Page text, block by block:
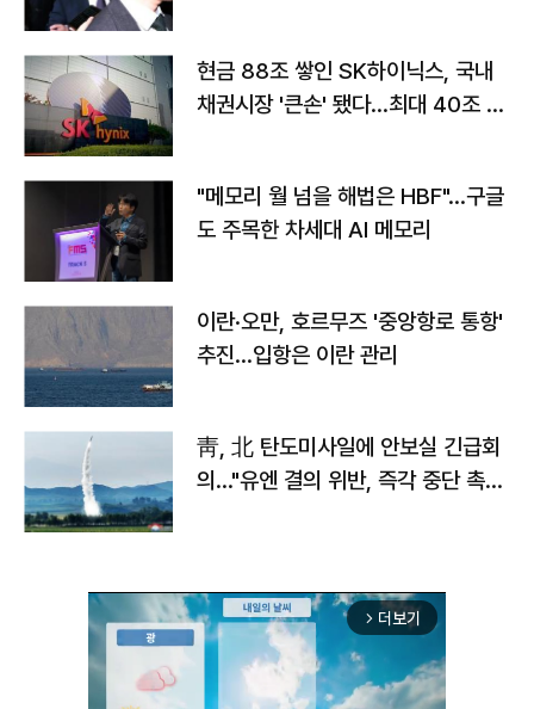
현금 88조 쌓인 SK하이닉스, 국내
채권시장 '큰손' 됐다…최대 40조 투
"메모리 월 넘을 해법은 HBF"…구글
도 주목한 차세대 AI 메모리
이란·오만, 호르무즈 '중앙항로 통항'
추진…입항은 이란 관리
靑, 北 탄도미사일에 안보실 긴급회
의…"유엔 결의 위반, 즉각 중단 촉
arrow_forward_ios 더보기